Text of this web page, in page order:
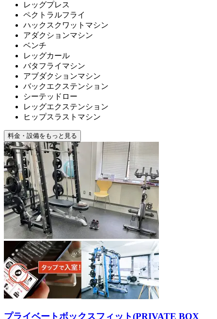
レッグプレス
ペクトラルフライ
ハックスクワットマシン
アダクションマシン
ベンチ
レッグカール
バタフライマシン
アブダクションマシン
バックエクステンション
シーテッドロー
レッグエクステンション
ヒップスラストマシン
料金・設備をもっと見る
プライベートボックスフィット(PRIVATE BOX